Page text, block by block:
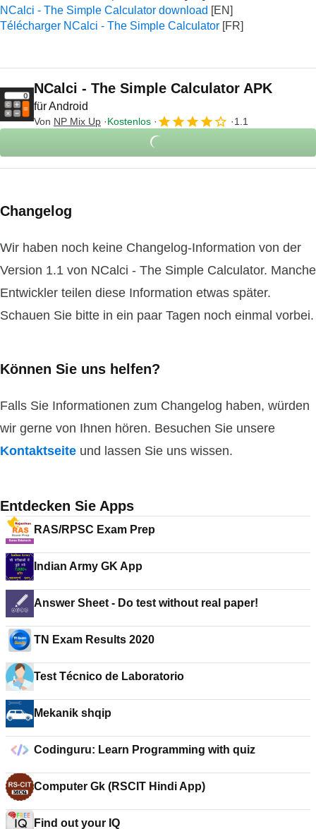
NCalci - The Simple Calculator download
Télécharger NCalci - The Simple Calculator
NCalci - The Simple Calculator APK
für Android
Von NP Mix Up Kostenlos 1.1
Changelog
Wir haben noch keine Changelog-Information von der
Version 1.1 von NCalci - The Simple Calculator. Manche
Entwickler teilen diese Information etwas später.
Schauen Sie bitte in ein paar Tagen noch einmal vorbei.
Können Sie uns helfen?
Falls Sie Informationen zum Changelog haben, würden
wir gerne von Ihnen hören. Besuchen Sie unsere
Kontaktseite und lassen Sie uns wissen.
Entdecken Sie Apps
RAS/RPSC Exam Prep
Indian Army GK App
Answer Sheet - Do test without real paper!
TN Exam Results 2020
Test Técnico de Laboratorio
Mekanik shqip
Codinguru: Learn Programming with quiz
Computer Gk (RSCIT Hindi App)
Find out your IQ